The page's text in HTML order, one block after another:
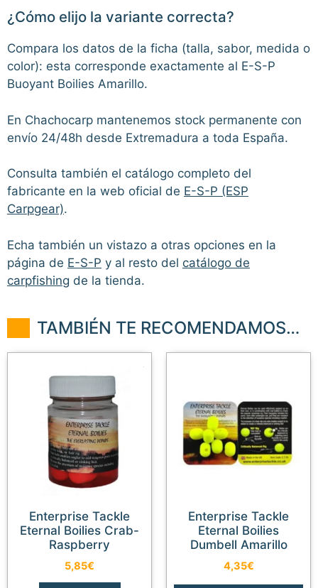
¿Cómo elijo la variante correcta?
Compara los datos de la ficha (talla, sabor, medida o
color): esta corresponde exactamente al E-S-P
Buoyant Boilies Amarillo.
En Chachocarp mantenemos stock permanente con
envío 24/48h desde Extremadura a toda España.
Consulta también el catálogo completo del
fabricante en la web oficial de E-S-P (ESP
Carpgear).
Echa también un vistazo a otras opciones en la
página de E-S-P y al resto del catálogo de
carpfishing de la tienda.
TAMBIÉN TE RECOMENDAMOS…
Enterprise Tackle
Eternal Boilies Crab-
Raspberry
5,85€
Enterprise Tackle
Eternal Boilies
Dumbell Amarillo
4,35€